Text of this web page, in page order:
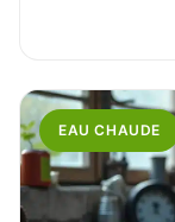
EAU CHAUDE